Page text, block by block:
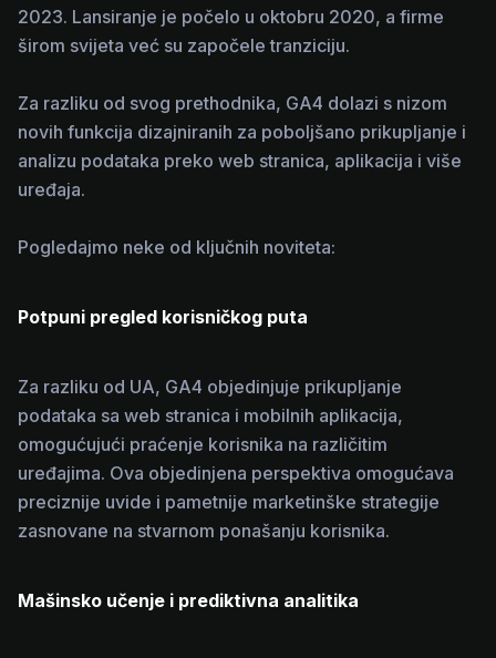
2023. Lansiranje je počelo u oktobru 2020, a firme
širom svijeta već su započele tranziciju.
Za razliku od svog prethodnika, GA4 dolazi s nizom
novih funkcija dizajniranih za poboljšano prikupljanje i
analizu podataka preko web stranica, aplikacija i više
uređaja.
Pogledajmo neke od ključnih noviteta:
Potpuni pregled korisničkog puta
Za razliku od UA, GA4 objedinjuje prikupljanje
podataka sa web stranica i mobilnih aplikacija,
omogućujući praćenje korisnika na različitim
uređajima. Ova objedinjena perspektiva omogućava
preciznije uvide i pametnije marketinške strategije
zasnovane na stvarnom ponašanju korisnika.
Mašinsko učenje i prediktivna analitika